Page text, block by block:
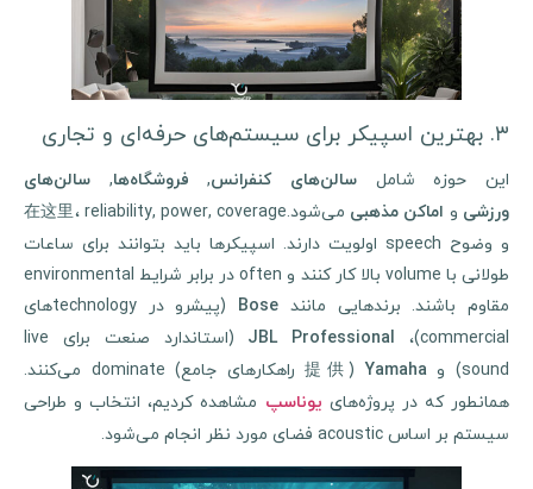
این حوزه شاملسالن‌های کنفرانس,فروشگاه‌ها,سالن‌های
ورزشیواماکن مذهبی
می‌شود.在这里، reliability, power, coverage
و وضوح speech اولویت دارند. اسپیکرها باید بتوانند برای ساعات
طولانی با volume بالا کار کنند و often در برابر شرایط environmental
مقاوم باشند. برندهایی مانندBose
(پیشرو در technologyهای
commercial)،
JBL Professional
(استاندارد صنعت برای live
sound) و
Yamaha
(提供 راهکارهای جامع) dominate می‌کنند.
همانطور که در پروژه‌هاییوناسپ مشاهده کردیم، انتخاب و طراحی
سیستم بر اساس acoustic فضای مورد نظر انجام می‌شود.